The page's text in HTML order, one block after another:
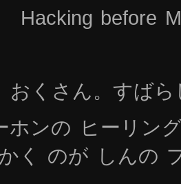
Hacking before
おくさん。すば
ホンの ヒーリン
く のが しんの